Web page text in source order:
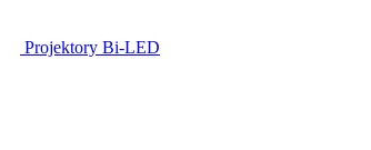
Projektory Bi-LED